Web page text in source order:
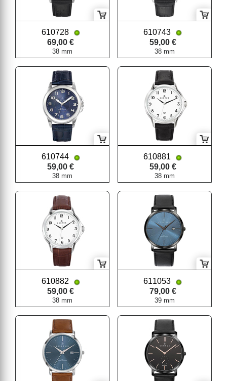
610728
69,00 €
38 mm
610743
59,00 €
38 mm
610744
59,00 €
38 mm
610881
59,00 €
38 mm
610882
59,00 €
38 mm
611053
79,00 €
39 mm